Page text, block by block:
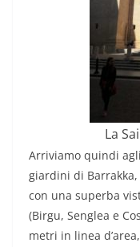
La
Arriviamo quindi agli
giardini di
con una superba
(Birgu, Senglea e
metri in linea